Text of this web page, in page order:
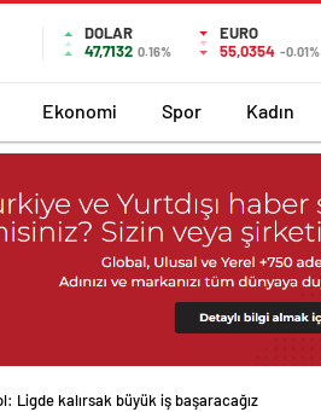
DOLAR
47,7132 0.16%
EURO
55,0354 -0.01%
Ekonomi Spor Kadın
Ligde kalırsak büyük iş başaracağız